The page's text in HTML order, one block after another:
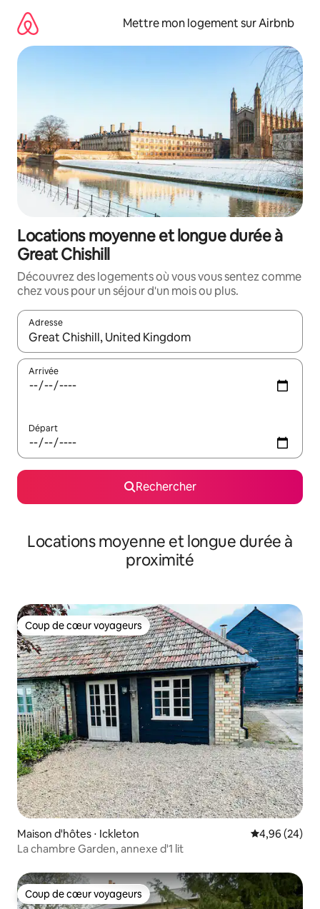
directement
contenu
Mettre mon logement sur Airbnb
Locations moyenne et longue durée à
Great Chishill
Découvrez des logements où vous vous sentez comme
chez vous pour un séjour d'un mois ou plus.
Adresse
Lorsque les résultats s'affichent, utilisez les flèches vers le
Arrivée
Départ
Rechercher
Locations moyenne et longue durée à
proximité
Coup de cœur voyageurs
Coup de cœur voyageurs
Maison d'hôtes ⋅ Ickleton Évaluation
4,96 (24)
La chambre Garden, annexe d'1 lit
Coup de cœur voyageurs
Coup de cœur voyageurs